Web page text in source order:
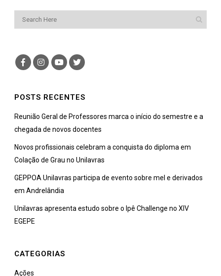
POSTS RECENTES
Reunião Geral de Professores marca o início do semestre e a
chegada de novos docentes
Novos profissionais celebram a conquista do diploma em
Colação de Grau no Unilavras
GEPPOA Unilavras participa de evento sobre mel e derivados
em Andrelândia
Unilavras apresenta estudo sobre o Ipê Challenge no XIV
EGEPE
CATEGORIAS
Ações